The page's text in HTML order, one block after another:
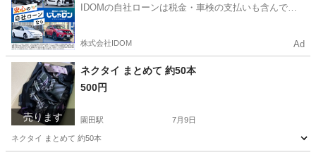
IDOMの自社ローンは税金・車検の支払いも含んでい
株式会社IDOM Ad
売ります
ネクタイ まとめて 約50本
500円
園田駅 7月9日
ネクタイ まとめて 約50本